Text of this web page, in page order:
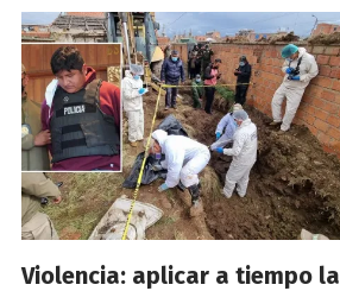
Violencia: aplicar a tiempo la